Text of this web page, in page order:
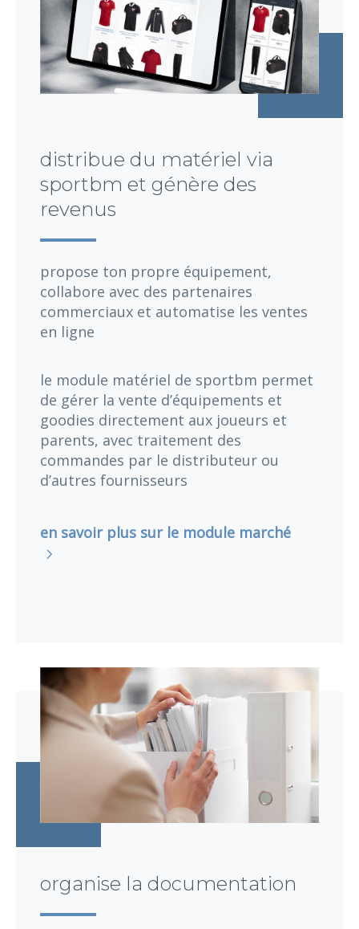
distribue du matériel via
sportbm et génère des
revenus
propose ton propre équipement,
collabore avec des partenaires
commerciaux et automatise les ventes
en ligne
le module matériel de sportbm permet
de gérer la vente d’équipements et
goodies directement aux joueurs et
parents, avec traitement des
commandes par le distributeur ou
d’autres fournisseurs
en savoir plus sur le module marché
organise la documentation